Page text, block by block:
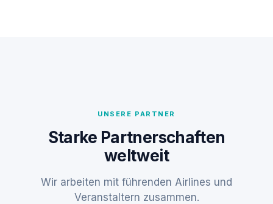
UNSERE PARTNER
Starke Partnerschaften
weltweit
Wir arbeiten mit führenden Airlines und
Veranstaltern zusammen.